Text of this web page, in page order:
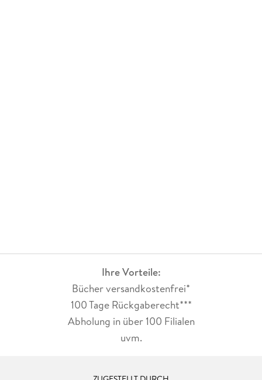
Ihre Vorteile:
Bücher versandkostenfrei*
100 Tage Rückgaberecht***
Abholung in über 100 Filialen
uvm.